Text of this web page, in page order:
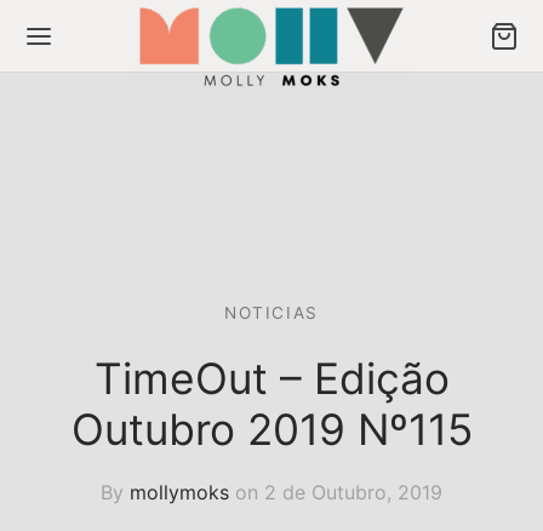
NOTICIAS
TimeOut – Edição
Outubro 2019 Nº115
By mollymoks on 2 de Outubro, 2019
Musasnewsletter